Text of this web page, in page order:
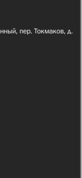
пер. Токмаков, д.